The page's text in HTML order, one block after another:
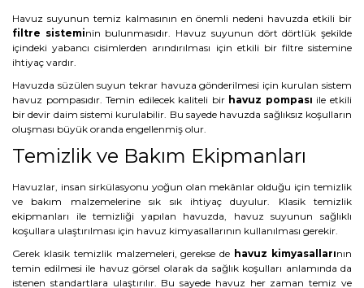
Havuz suyunun temiz kalmasının en önemli nedeni havuzda etkili bir
filtre sisteminin bulunmasıdır. Havuz suyunun dört dörtlük şekilde
içindeki yabancı cisimlerden arındırılması için etkili bir filtre sistemine
ihtiyaç vardır.
Havuzda süzülen suyun tekrar havuza gönderilmesi için kurulan sistem
havuz pompasıdır. Temin edilecek kaliteli bir havuz pompası ile etkili
bir devir daim sistemi kurulabilir. Bu sayede havuzda sağlıksız koşulların
oluşması büyük oranda engellenmiş olur.
Temizlik ve Bakım Ekipmanları
Havuzlar, insan sirkülasyonu yoğun olan mekânlar olduğu için temizlik
ve bakım malzemelerine sık sık ihtiyaç duyulur. Klasik temizlik
ekipmanları ile temizliği yapılan havuzda, havuz suyunun sağlıklı
koşullara ulaştırılması için havuz kimyasallarının kullanılması gerekir.
Gerek klasik temizlik malzemeleri, gerekse de havuz kimyasallarının
temin edilmesi ile havuz görsel olarak da sağlık koşulları anlamında da
istenen standartlara ulaştırılır. Bu sayede havuz her zaman temiz ve